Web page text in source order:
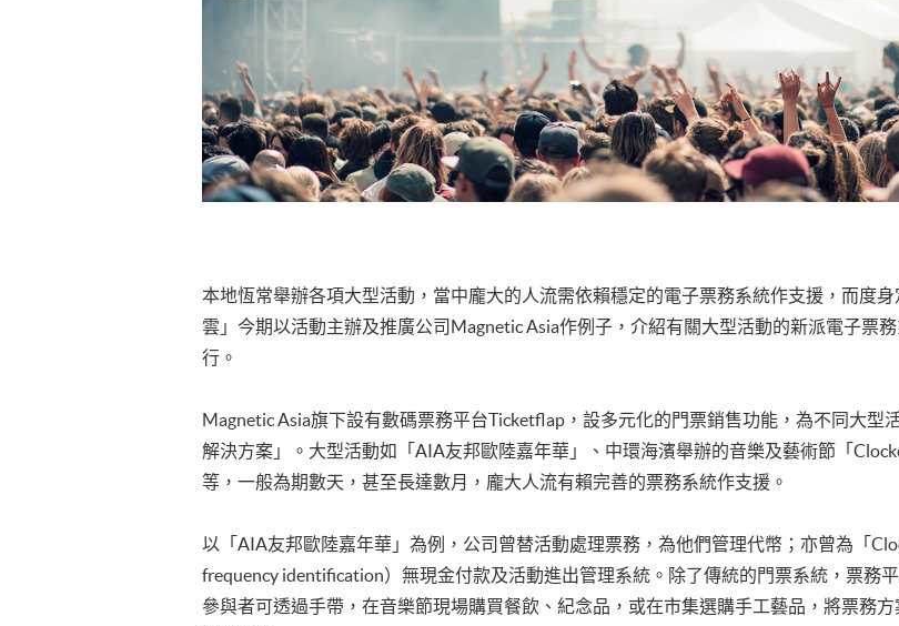
本地恆常舉辦各項大型活動，當中龐大的人流需依賴穩定的電子票務系統作支援，而度
雲」今期以活動主辦及推廣公司Magnetic Asia作例子，介紹有關大型活動的新派電子票
行。
Magnetic Asia旗下設有數碼票務平台Ticketflap，設多元化的門票銷售功能，為不同大型
解決方案」。大型活動如「AIA友邦歐陸嘉年華」、中環海濱舉辦的音樂及藝術節「
等，一般為期數天，甚至長達數月，龐大人流有賴完善的票務系統作支援。
以「AIA友邦歐陸嘉年華」為例，公司曾替活動處理票務，為他們管理代幣；亦曾為「
frequency identification）無現金付款及活動進出管理系統。除了傳統的門票系統，票務
參與者可透過手帶，在音樂節現場購買餐飲、紀念品，或在市集選購手工藝品，將票務